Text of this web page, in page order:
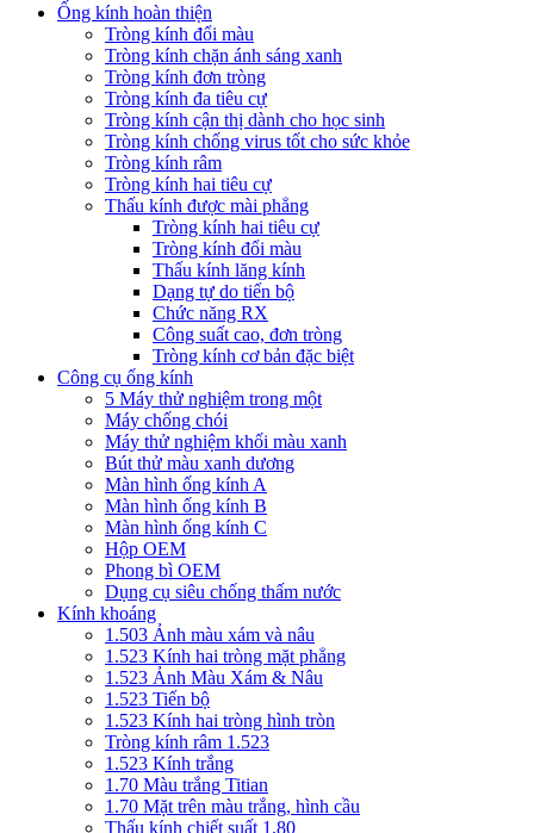
Ống kính hoàn thiện
Tròng kính đổi màu
Tròng kính chặn ánh sáng xanh
Tròng kính đơn tròng
Tròng kính đa tiêu cự
Tròng kính cận thị dành cho học sinh
Tròng kính chống virus tốt cho sức khỏe
Tròng kính râm
Tròng kính hai tiêu cự
Thấu kính được mài phẳng
Tròng kính hai tiêu cự
Tròng kính đổi màu
Thấu kính lăng kính
Dạng tự do tiến bộ
Chức năng RX
Công suất cao, đơn tròng
Tròng kính cơ bản đặc biệt
Công cụ ống kính
5 Máy thử nghiệm trong một
Máy chống chói
Máy thử nghiệm khối màu xanh
Bút thử màu xanh dương
Màn hình ống kính A
Màn hình ống kính B
Màn hình ống kính C
Hộp OEM
Phong bì OEM
Dụng cụ siêu chống thấm nước
Kính khoáng
1.503 Ảnh màu xám và nâu
1.523 Kính hai tròng mặt phẳng
1.523 Ảnh Màu Xám & Nâu
1.523 Tiến bộ
1.523 Kính hai tròng hình tròn
Tròng kính râm 1.523
1.523 Kính trắng
1.70 Màu trắng Titian
1.70 Mặt trên màu trắng, hình cầu
Thấu kính chiết suất 1.80